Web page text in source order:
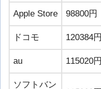
Apple Store 98800円
ドコモ 120384円
au 115020円
ソフトバン